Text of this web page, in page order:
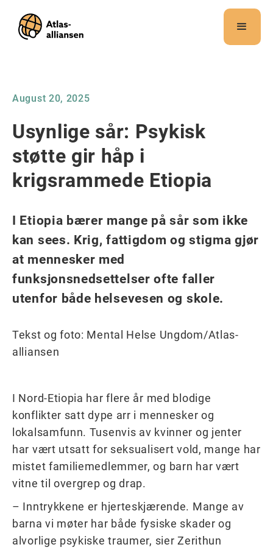
Dette
nettstedet
tilgjengelighetssystem.
August 20, 2025
Usynlige sår: Psykisk
støtte gir håp i
krigsrammede Etiopia
I Etiopia bærer mange på sår som ikke
kan sees. Krig, fattigdom og stigma gjør
at mennesker med
funksjonsnedsettelser ofte faller
utenfor både helsevesen og skole.
Tekst og foto: Mental Helse Ungdom/Atlas-
alliansen
I Nord-Etiopia har flere år med blodige
konflikter satt dype arr i mennesker og
lokalsamfunn. Tusenvis av kvinner og jenter
har vært utsatt for seksualisert vold, mange har
mistet familiemedlemmer, og barn har vært
vitne til overgrep og drap.
– Inntrykkene er hjerteskjærende. Mange av
barna vi møter har både fysiske skader og
alvorlige psykiske traumer, sier Zerithun